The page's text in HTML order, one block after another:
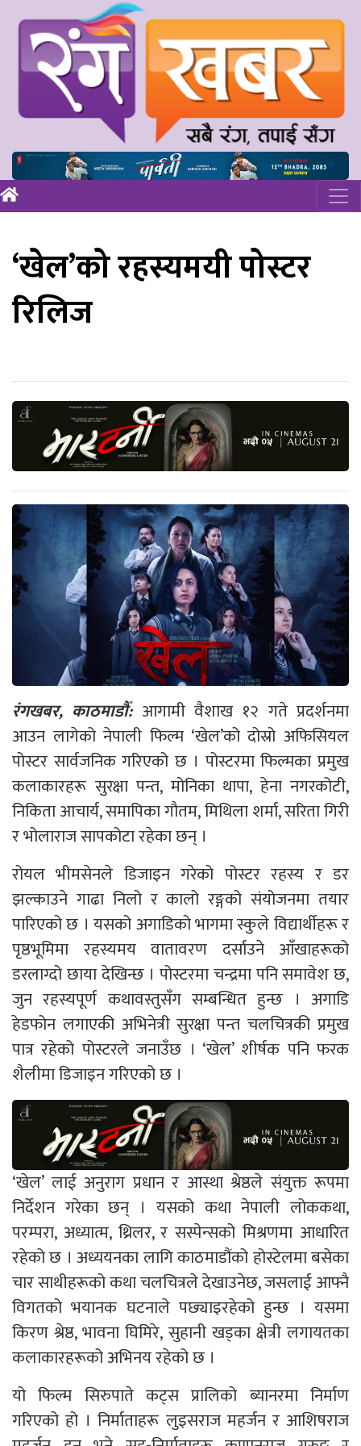
‘खेल’को रहस्यमयी पोस्टर
रिलिज
रंगखबर, काठमाडौँ: आगामी वैशाख १२ गते प्रदर्शनमा
आउन लागेको नेपाली फिल्म ‘खेल’को दोस्रो अफिसियल
पोस्टर सार्वजनिक गरिएको छ । पोस्टरमा फिल्मका प्रमुख
कलाकारहरू सुरक्षा पन्त, मोनिका थापा, हेना नगरकोटी,
निकिता आचार्य, समापिका गौतम, मिथिला शर्मा, सरिता गिरी
र भोलाराज सापकोटा रहेका छन् ।
रोयल भीमसेनले डिजाइन गरेको पोस्टर रहस्य र डर
झल्काउने गाढा निलो र कालो रङ्गको संयोजनमा तयार
पारिएको छ । यसको अगाडिको भागमा स्कुले विद्यार्थीहरू र
पृष्ठभूमिमा रहस्यमय वातावरण दर्साउने आँखाहरूको
डरलाग्दो छाया देखिन्छ । पोस्टरमा चन्द्रमा पनि समावेश छ,
जुन रहस्यपूर्ण कथावस्तुसँग सम्बन्धित हुन्छ । अगाडि
हेडफोन लगाएकी अभिनेत्री सुरक्षा पन्त चलचित्रकी प्रमुख
पात्र रहेको पोस्टरले जनाउँछ । ‘खेल’ शीर्षक पनि फरक
शैलीमा डिजाइन गरिएको छ ।
‘खेल’ लाई अनुराग प्रधान र आस्था श्रेष्ठले संयुक्त रूपमा
निर्देशन गरेका छन् । यसको कथा नेपाली लोककथा,
परम्परा, अध्यात्म, थ्रिलर, र सस्पेन्सको मिश्रणमा आधारित
रहेको छ । अध्ययनका लागि काठमाडौंको होस्टेलमा बसेका
चार साथीहरूको कथा चलचित्रले देखाउनेछ, जसलाई आफ्नै
विगतको भयानक घटनाले पछ्याइरहेको हुन्छ । यसमा
किरण श्रेष्ठ, भावना घिमिरे, सुहानी खड्का क्षेत्री लगायतका
कलाकारहरूको अभिनय रहेको छ ।
यो फिल्म सिरुपाते कट्स प्रालिको ब्यानरमा निर्माण
गरिएको हो । निर्माताहरू लुइसराज महर्जन र आशिषराज